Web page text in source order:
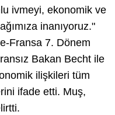
ivmeyi, ekonomik ve
inanıyoruz."
Fransa 7. Dönem
Bakan Becht ile
ilişkileri tüm
ifade etti. Muş,